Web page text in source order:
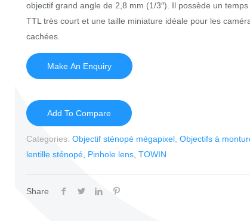
objectif grand angle de 2,8 mm (1/3″). Il possède un
TTL très court et une taille miniature idéale pour les
cachées.
Add To Compare
Categories: Objectif sténopé mégapixel, Objectifs à
lentille sténopé, Pinhole lens, TOWIN
Share